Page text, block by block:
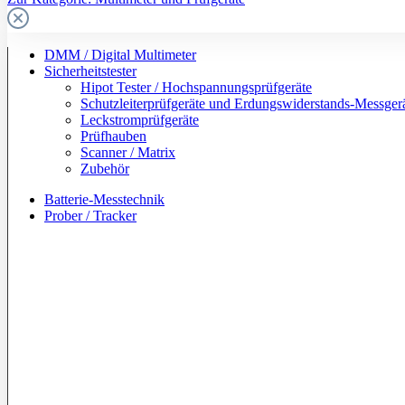
DMM / Digital Multimeter
Sicherheitstester
Hipot Tester / Hochspannungsprüfgeräte
Schutzleiterprüfgeräte und Erdungswiderstands-
Leckstromprüfgeräte
Prüfhauben
Scanner / Matrix
Zubehör
Batterie-Messtechnik
Prober / Tracker